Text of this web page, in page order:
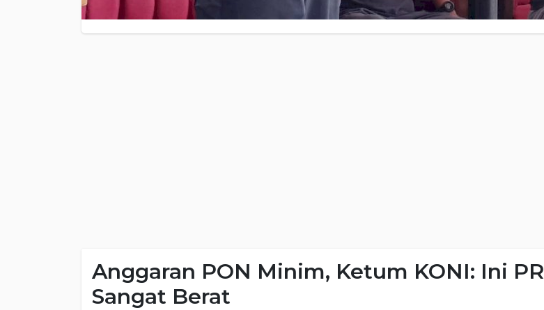
Anggaran PON Minim, Ketum KONI: Ini PR
Sangat Berat